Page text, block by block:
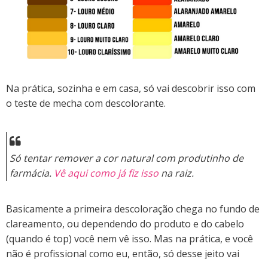
Na prática, sozinha e em casa, só vai descobrir isso com
o teste de mecha com descolorante.
Só tentar remover a cor natural com produtinho de
farmácia. Vê aqui como já fiz isso na raiz.
Basicamente a primeira descoloração chega no fundo de
clareamento, ou dependendo do produto e do cabelo
(quando é top) você nem vê isso. Mas na prática, e você
não é profissional como eu, então, só desse jeito vai